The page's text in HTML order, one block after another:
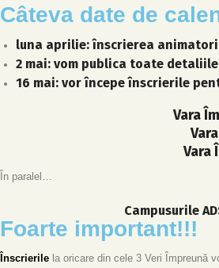
Câteva date de
luna aprilie: înscrierea
2 mai: vom publica toate
16 mai: vor începe înscrierile
Vara
Vara
În paralel…
Campusurile
Foarte important!!!
Înscrierile la oricare din cele 3 Veri Împreună